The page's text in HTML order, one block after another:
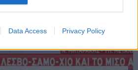
Data Access Privacy Policy